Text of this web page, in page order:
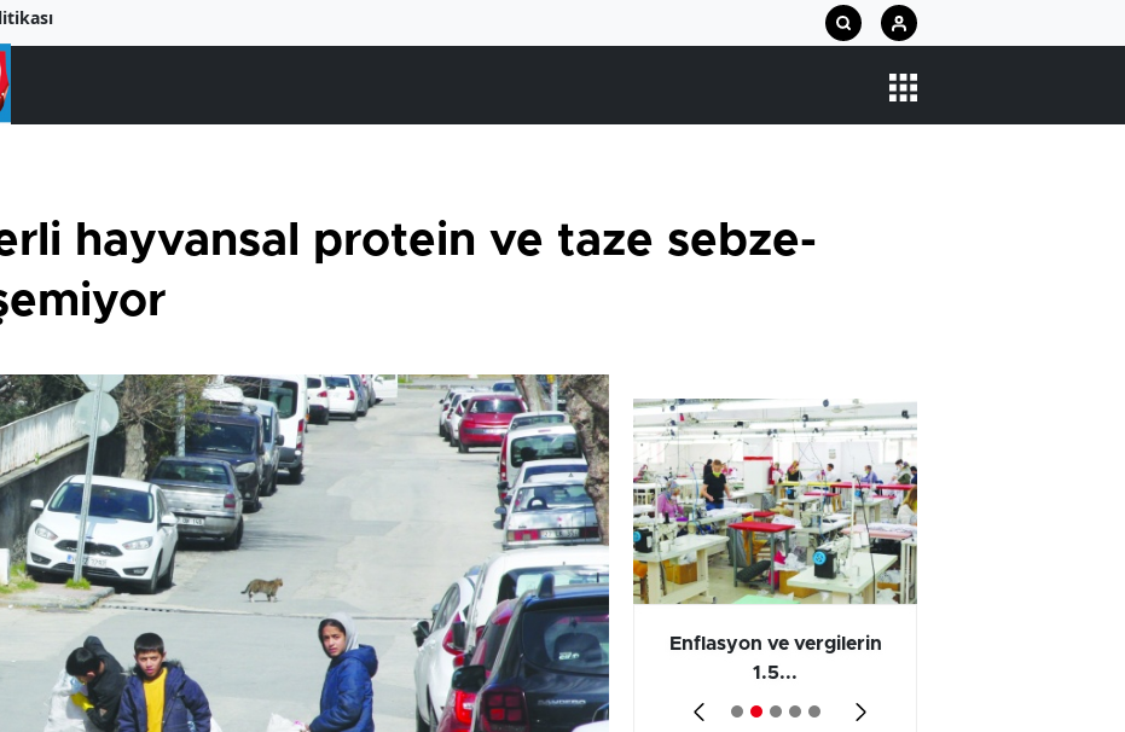
hayvansal protein ve taze sebze-
Birçok uyku hastalığının
tan...
En ucuz sigara 120 TL, en
pa...
Enflasyon ve vergilerin
1.5...